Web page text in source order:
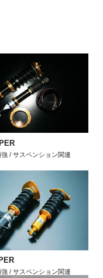
/ サスペンション関連
/ サスペンション関連